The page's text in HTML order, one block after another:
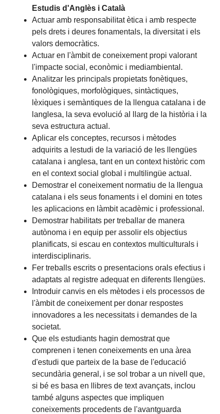
Estudis d'Anglès i Català
Actuar amb responsabilitat ètica i amb respecte
pels drets i deures fonamentals, la diversitat i els
valors democràtics.
Actuar en l'àmbit de coneixement propi valorant
l'impacte social, econòmic i mediambiental.
Analitzar les principals propietats fonètiques,
fonològiques, morfològiques, sintàctiques,
lèxiques i semàntiques de la llengua catalana i de
langlesa, la seva evolució al llarg de la història i la
seva estructura actual.
Aplicar els conceptes, recursos i mètodes
adquirits a lestudi de la variació de les llengües
catalana i anglesa, tant en un context històric com
en el context social global i multilingüe actual.
Demostrar el coneixement normatiu de la llengua
catalana i els seus fonaments i el domini en totes
les aplicacions en làmbit acadèmic i professional.
Demostrar habilitats per treballar de manera
autònoma i en equip per assolir els objectius
planificats, si escau en contextos multiculturals i
interdisciplinaris.
Fer treballs escrits o presentacions orals efectius i
adaptats al registre adequat en diferents llengües.
Introduir canvis en els mètodes i els processos de
l'àmbit de coneixement per donar respostes
innovadores a les necessitats i demandes de la
societat.
Que els estudiants hagin demostrat que
comprenen i tenen coneixements en una àrea
d'estudi que parteix de la base de l'educació
secundària general, i se sol trobar a un nivell que,
si bé es basa en llibres de text avançats, inclou
també alguns aspectes que impliquen
coneixements procedents de l'avantguarda